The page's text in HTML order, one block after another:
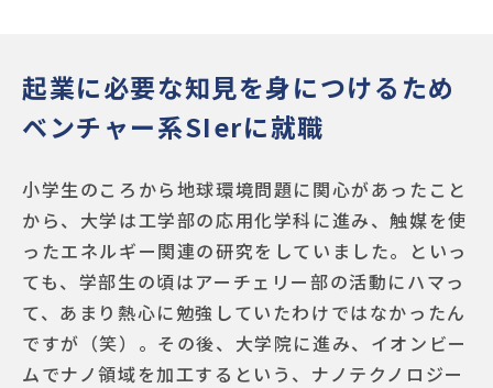
起業に必要な知見を身につけるため
ベンチャー系SIerに就職
小学生のころから地球環境問題に関心があったこと
から、大学は工学部の応用化学科に進み、触媒を使
ったエネルギー関連の研究をしていました。といっ
ても、学部生の頃はアーチェリー部の活動にハマっ
て、あまり熱心に勉強していたわけではなかったん
ですが（笑）。その後、大学院に進み、イオンビー
ムでナノ領域を加工するという、ナノテクノロジー